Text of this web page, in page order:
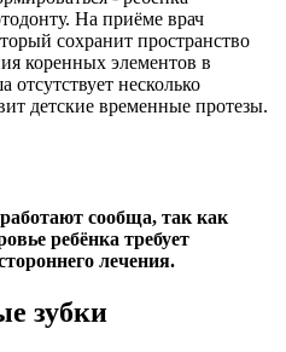
На приёме врач
сохранит пространство
коренных элементов в
несколько
детские временные протезы.
сообща, так как
ребёнка требует
лечения.
зубки